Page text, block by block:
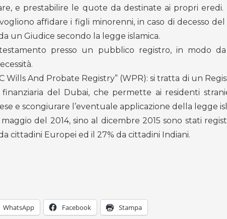
e prestabilire le quote da destinate ai propri
affidare i figli minorenni, in caso di decesso
un Giudice secondo la legge islamica.
presso un pubblico registro, in modo
Wills And Probate Registry” (WPR): si tratta di un
del Dubai, che permette ai residenti
e scongiurare l’eventuale applicazione della legge
del 2014, sino al dicembre 2015 sono stati
cittadini Europei ed il 27% da cittadini Indiani.
WhatsApp Facebook Stampa